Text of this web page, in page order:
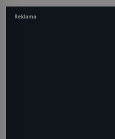
Reklama